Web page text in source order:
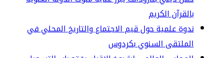
الكريم
علمية حول قيم الاجتماع والتاريخ المحلي في
السنوي بكردوس